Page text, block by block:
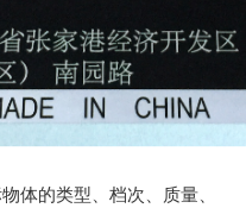
体的类型、档次、质量、